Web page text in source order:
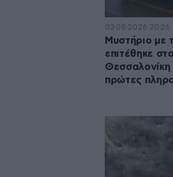
03·08·2026 20:26
Μυστήριο με
επιτέθηκε
Θεσσαλονίκη
πρώτες